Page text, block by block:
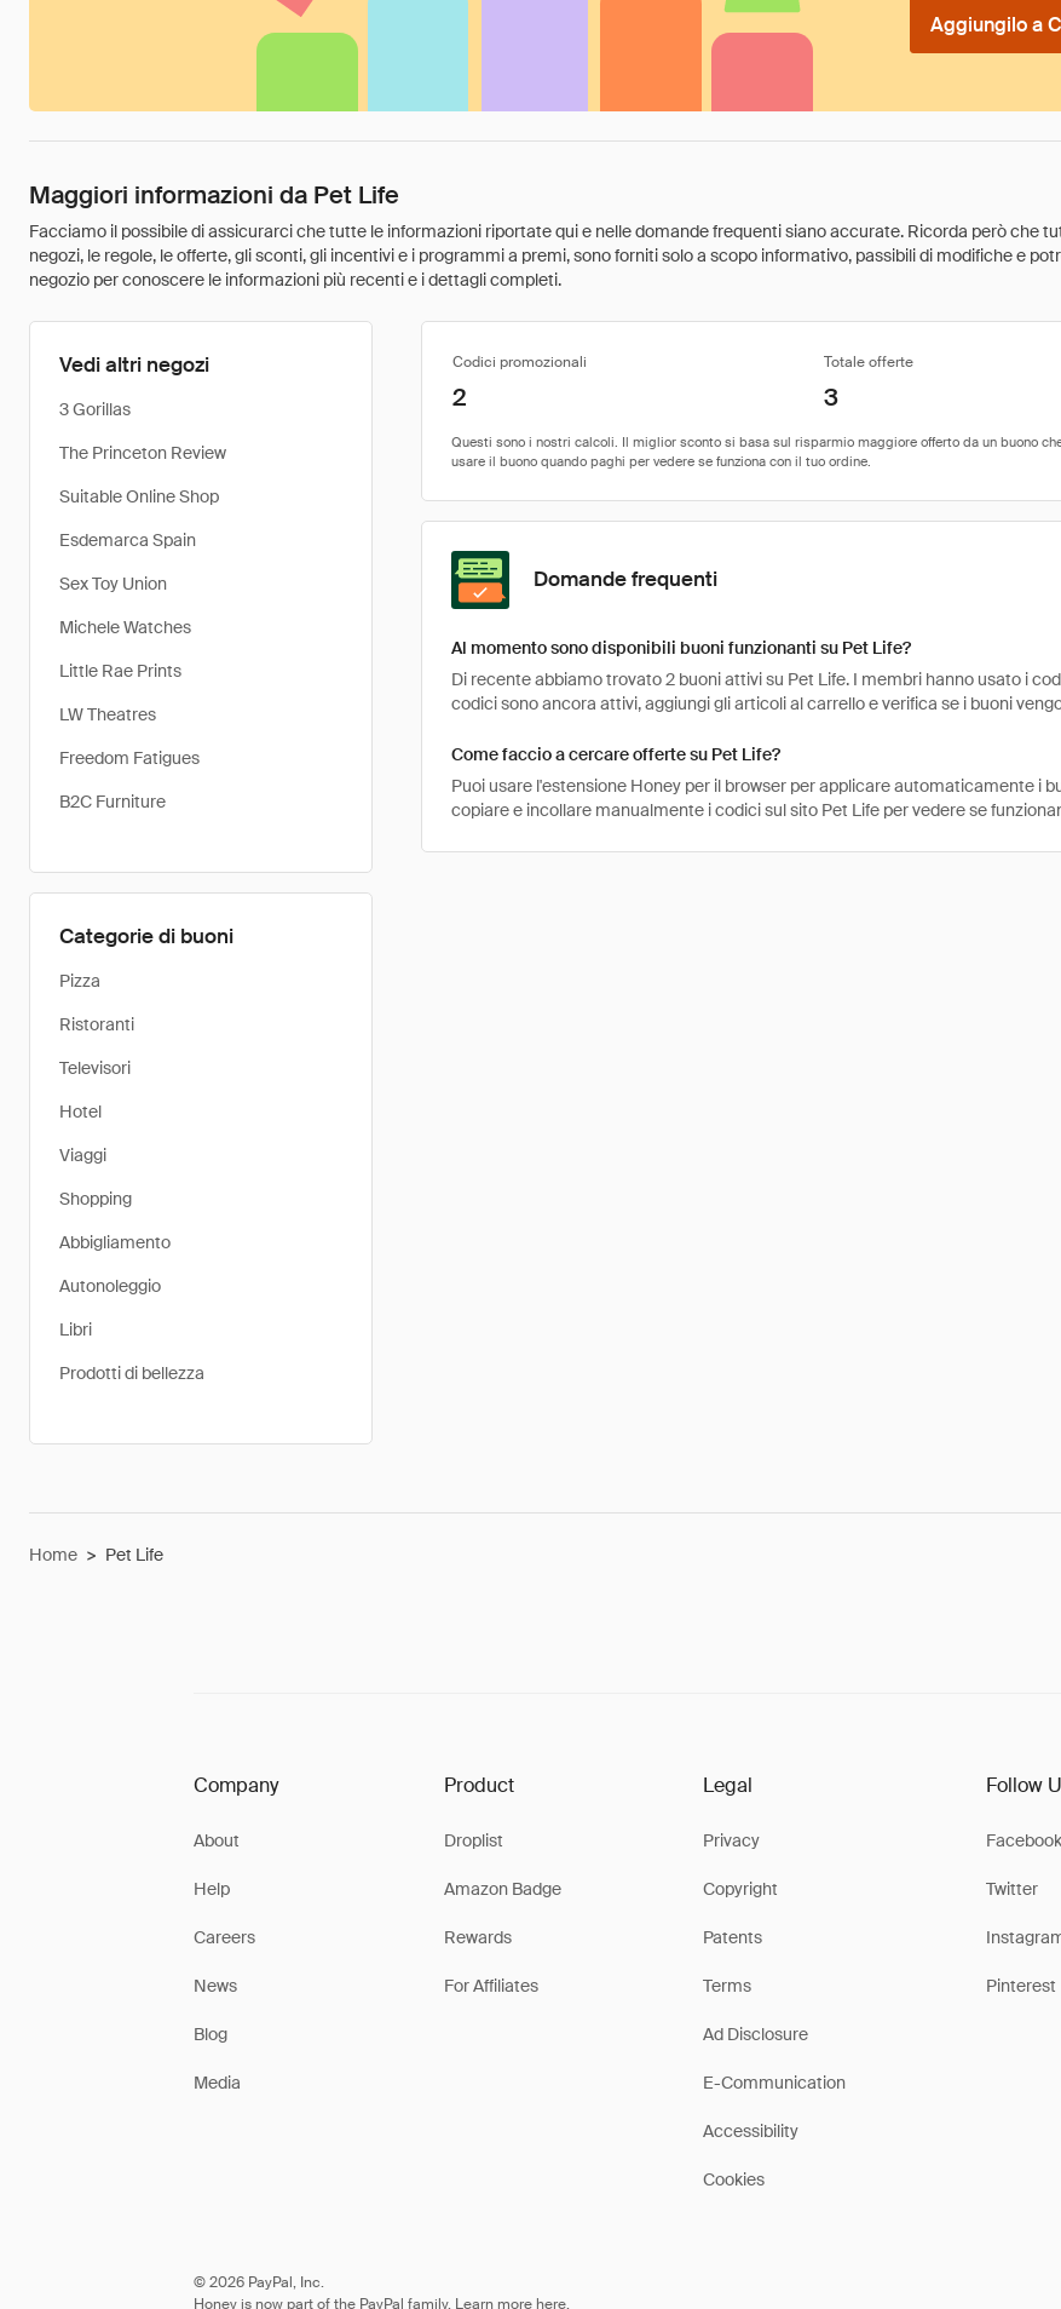
Aggiungilo a
Maggiori informazioni da Pet Life
Facciamo il possibile di assicurarci che tutte le informazioni riportate qui e nelle domande frequenti siano accurate. Ricorda però che
negozi, le regole, le offerte, gli sconti, gli incentivi e i programmi a premi, sono forniti solo a scopo informativo, passibili di modifiche e
negozio per conoscere le informazioni più recenti e i dettagli completi.
Vedi altri negozi
3 Gorillas
The Princeton Review
Suitable Online Shop
Esdemarca Spain
Sex Toy Union
Michele Watches
Little Rae Prints
LW Theatres
Freedom Fatigues
B2C Furniture
Categorie di buoni
Pizza
Ristoranti
Televisori
Hotel
Viaggi
Shopping
Abbigliamento
Autonoleggio
Libri
Prodotti di bellezza
Codici promozionali Totale offerte
2 3
Domande frequenti
Al momento sono disponibili buoni funzionanti su Pet Life?
Di recente abbiamo trovato 2 buoni attivi su Pet Life. I membri hanno usato i
codici sono ancora attivi, aggiungi gli articoli al carrello e verifica se i buoni
Come faccio a cercare offerte su Pet Life?
Puoi usare l'estensione Honey per il browser per applicare automaticamente i
copiare e incollare manualmente i codici sul sito Pet Life per vedere se
Home > Pet Life
Company
About
Help
Careers
News
Blog
Media
Product
Droplist
Amazon Badge
Rewards
For Affiliates
Legal
Privacy
Copyright
Patents
Terms
Ad Disclosure
E-Communication
Accessibility
Cookies
Follow
Facebook
Twitter
Pinterest
© 2026 PayPal, Inc.
Honey is now part of the PayPal family. Learn more here.